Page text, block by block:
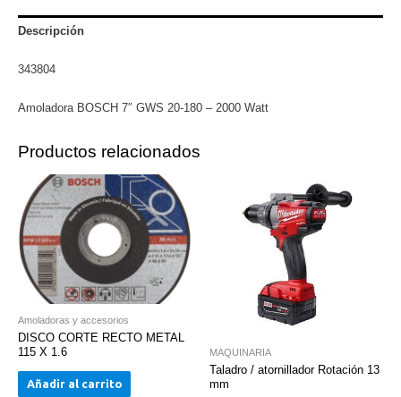
-
Watt
Descripción
343804
Amoladora BOSCH 7″ GWS 20-180 – 2000 Watt
Productos relacionados
Amoladoras y accesorios
DISCO CORTE RECTO METAL
115 X 1.6
Añadir al carrito
MAQUINARIA
Taladro / atornillador Rotación 13
mm